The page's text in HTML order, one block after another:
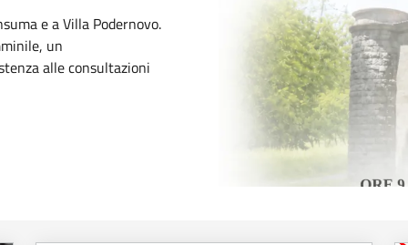
e a Villa Podernovo.
un
alle consultazioni